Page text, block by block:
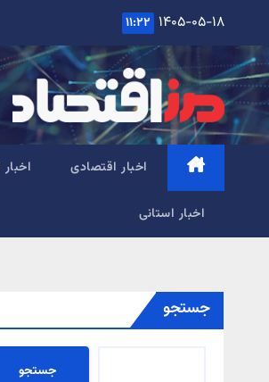
content
۱۴۰۵-۰۵-۱۸ ۱۱:۲۲
اخبار اقتصادی
اخبار استانی
جستجو
جستجو